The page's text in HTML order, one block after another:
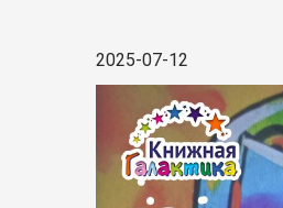
2025-07-12